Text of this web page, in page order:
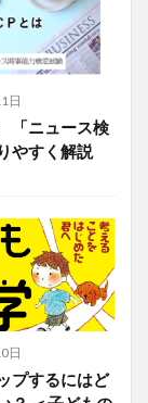
日
「ニュース検
やすく解説
日
プするにはど